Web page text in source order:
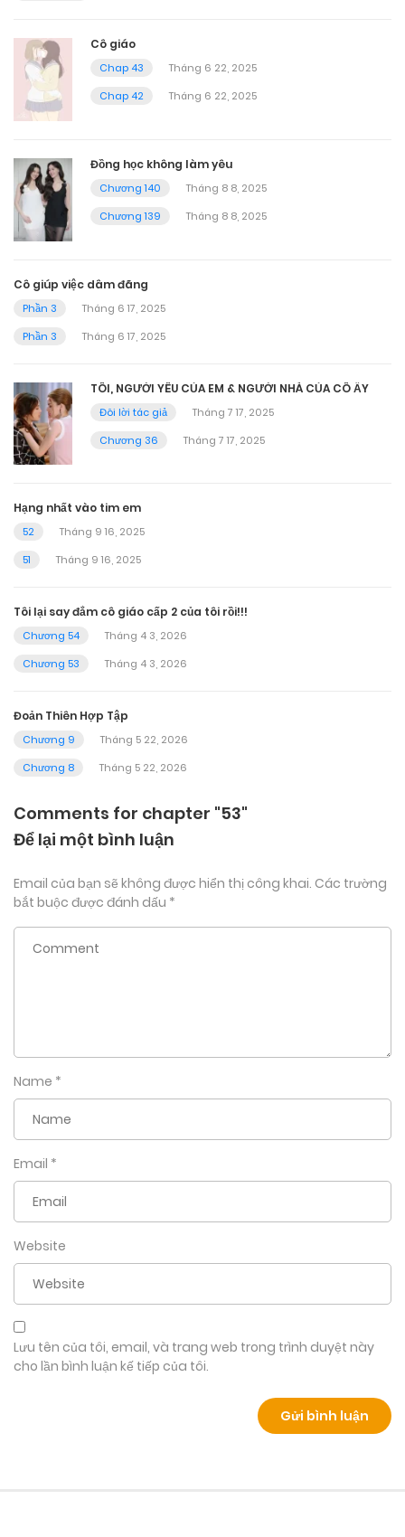
Cô giáo
Chap 43
Tháng 6 22, 2025
Chap 42
Tháng 6 22, 2025
Đồng học không làm yêu
Chương 140
Tháng 8 8, 2025
Chương 139
Tháng 8 8, 2025
Cô giúp việc dâm đãng
Phần 3
Tháng 6 17, 2025
Phần 3
Tháng 6 17, 2025
TÔI, NGƯỜI YÊU CỦA EM & NGƯỜI NHÀ CỦA CÔ ẤY
Đôi lời tác giả
Tháng 7 17, 2025
Chương 36
Tháng 7 17, 2025
Hạng nhất vào tim em
52
Tháng 9 16, 2025
51
Tháng 9 16, 2025
Tôi lại say đắm cô giáo cấp 2 của tôi rồi!!!
Chương 54
Tháng 4 3, 2026
Chương 53
Tháng 4 3, 2026
Đoản Thiên Hợp Tập
Chương 9
Tháng 5 22, 2026
Chương 8
Tháng 5 22, 2026
Comments for chapter "53"
Để lại một bình luận
Email của bạn sẽ không được hiển thị công khai. Các trường
bắt buộc được đánh dấu *
Name *
Email *
Website
Lưu tên của tôi, email, và trang web trong trình duyệt này
cho lần bình luận kế tiếp của tôi.